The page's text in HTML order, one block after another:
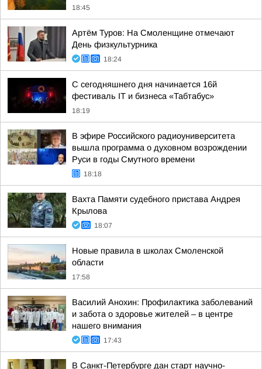
18:45
Артём Туров: На Смоленщине отмечают
День физкультурника
18:24
С сегодняшнего дня начинается 16й
фестиваль IT и бизнеса «Табтабус»
18:19
В эфире Российского радиоуниверситета
вышла программа о духовном возрождении
Руси в годы Смутного времени
18:18
Вахта Памяти судебного пристава Андрея
Крылова
18:07
Новые правила в школах Смоленской
области
17:58
Василий Анохин: Профилактика заболеваний
и забота о здоровье жителей – в центре
нашего внимания
17:43
В Санкт-Петербурге дан старт научно-